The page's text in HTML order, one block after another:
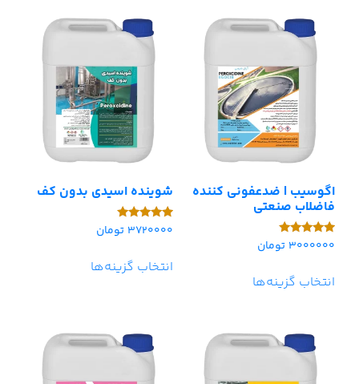
اگوسیب | ضدعفونی کننده
فاضلاب صنعتی
امتیاز
3000000 تومان
انتخاب گزینه‌ها
شوینده اسیدی بدون کف
امتیاز
3720000 تومان
انتخاب گزینه‌ها